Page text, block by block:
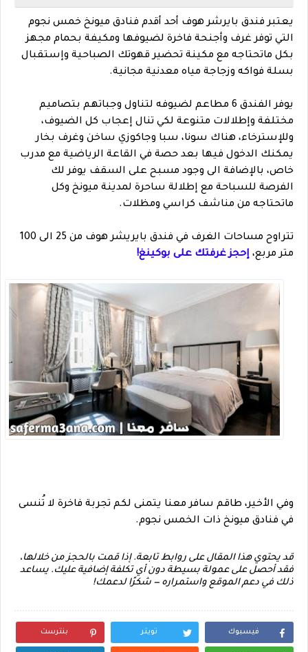
يعتبر فندق بايرشر هوف أحد أقدم فنادق ميونخ خمس نجوم
التي توفر غرف وأجنحة فاخرة لضيوفها ومكيفة بحمام مجهز
بكل ماتحتاجه مع مكينة تحضير قهوتك الصباحية وإستقبال
بسلة فواكه وزجاجة مياه معدنية مجانية.
يوفر الفندق 6 مطاعم لضيوفه لتناول وجباتهم بتصاميم
مختلفة وإطلالات متنوعة لكي تنال إعجاب كل الضيوف،
وللإسترخاء، هناك سونا، سبا وجاكوزي ساخن وغرف بخار
يمكنك الدخول فيها بعد حصة في القاعة الرياضية مع مدرب
خاص، بالإضافة الى وجود مسبح على السقف يوفر لك
الفرصة للسباحة مع إطلالة ساحرة لمدينة ميونخ وكل
ماتحتاجه من مناشف كراسي ومظلات.
تتراوح مساحات الغرف في فندق بايريشر هوف من 25 الى 100
متر مربع، إحجز غرفتك على بوكينغ!
وفي الأخير، طاقم سافر معنا يتمنى لكم تجربة فاخرة لا تُنسى
في فنادق ميونخ ذات الخمس نجوم.
قد يحتوي هذا المقال على روابط تابعة. إذا قمت بالحجز من خلالها،
فقد أحصل على عمولة بسيطة دون أي تكلفة إضافية عليك. يساعد
ذلك في دعم الموقع واستمراره — شكرًا لدعمك!
فيسبوك تويتر بنترست